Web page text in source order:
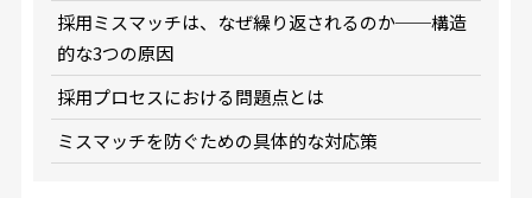
採用ミスマッチは、なぜ繰り返されるのか──構造
的な3つの原因
採用プロセスにおける問題点とは
ミスマッチを防ぐための具体的な対応策